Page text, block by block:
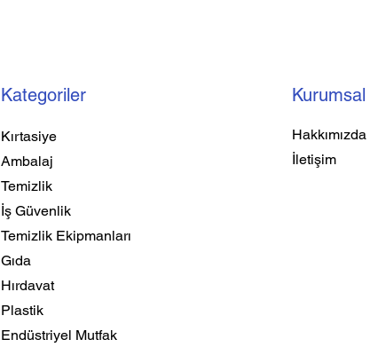
Kategoriler
Kırtasiye
Ambalaj
Temizlik
İş Güvenlik
Temizlik Ekipmanları
Gıda
Hırdavat
Plastik
Endüstriyel Mutfak
Kurumsal
Hakkımızda
İletişim